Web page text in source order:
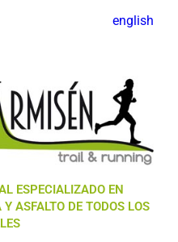
english
ESPECIALIZADO EN
ASFALTO DE TODOS LOS